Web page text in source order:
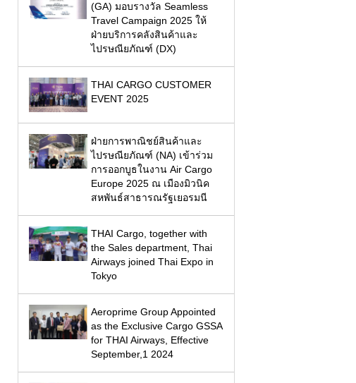
(GA) มอบรางวัล Seamless
Travel Campaign 2025 ให้
ฝ่ายบริการคลังสินค้าและ
ไปรษณียภัณฑ์ (DX)
THAI CARGO CUSTOMER
EVENT 2025
ฝ่ายการพาณิชย์สินค้าและ
ไปรษณียภัณฑ์ (NA) เข้าร่วม
การออกบูธในงาน Air Cargo
Europe 2025 ณ เมืองมิวนิค
สหพันธ์สาธารณรัฐเยอรมนี
THAI Cargo, together with
the Sales department, Thai
Airways joined Thai Expo in
Tokyo
Aeroprime Group Appointed
as the Exclusive Cargo GSSA
for THAI Airways, Effective
September,1 2024